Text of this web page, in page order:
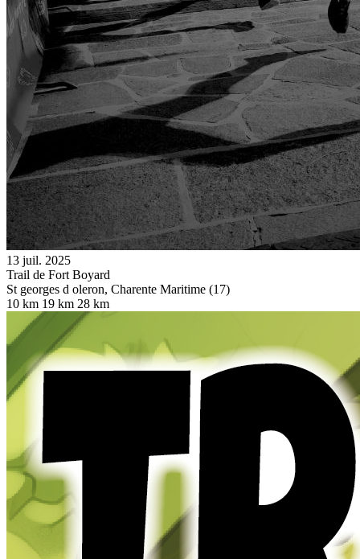
13 juil. 2025
Trail de Fort Boyard
St georges d oleron, Charente Maritime (17)
10 km 19 km 28 km